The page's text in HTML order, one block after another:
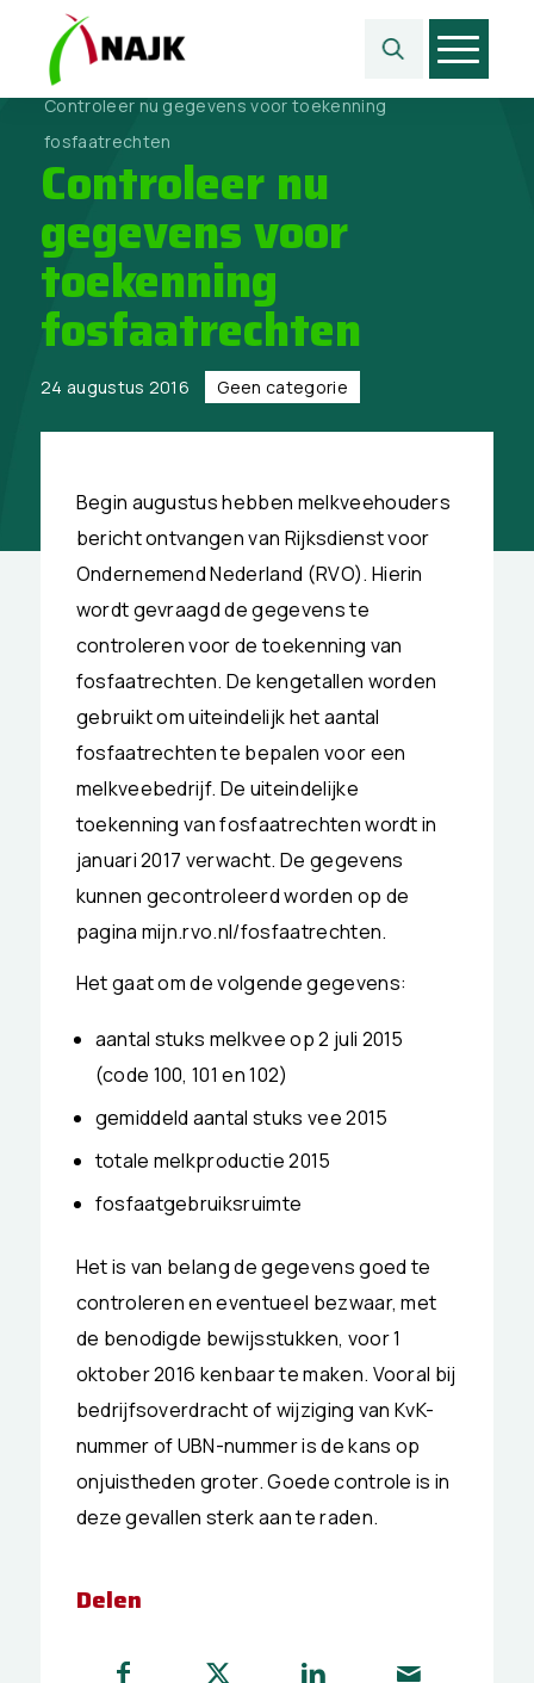
Home >
Controleer nu gegevens voor toekenning
fosfaatrechten
Controleer nu
gegevens voor
toekenning
fosfaatrechten
24 augustus 2016 Geen categorie
Begin augustus hebben melkveehouders
bericht ontvangen van Rijksdienst voor
Ondernemend Nederland (RVO). Hierin
wordt gevraagd de gegevens te
controleren voor de toekenning van
fosfaatrechten. De kengetallen worden
gebruikt om uiteindelijk het aantal
fosfaatrechten te bepalen voor een
melkveebedrijf. De uiteindelijke
toekenning van fosfaatrechten wordt in
januari 2017 verwacht. De gegevens
kunnen gecontroleerd worden op de
pagina mijn.rvo.nl/fosfaatrechten.
Het gaat om de volgende gegevens:
aantal stuks melkvee op 2 juli 2015
(code 100, 101 en 102)
gemiddeld aantal stuks vee 2015
totale melkproductie 2015
fosfaatgebruiksruimte
Het is van belang de gegevens goed te
controleren en eventueel bezwaar, met
de benodigde bewijsstukken, voor 1
oktober 2016 kenbaar te maken. Vooral bij
bedrijfsoverdracht of wijziging van KvK-
nummer of UBN-nummer is de kans op
onjuistheden groter. Goede controle is in
deze gevallen sterk aan te raden.
Delen